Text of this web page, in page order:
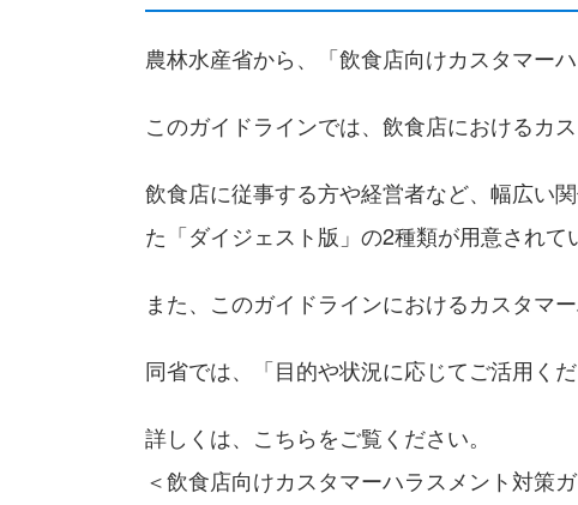
農林水産省から、「飲食店向けカスタマー
このガイドラインでは、飲食店におけるカ
飲食店に従事する方や経営者など、幅広い
た「ダイジェスト版」の2種類が用意されて
また、このガイドラインにおけるカスタマ
同省では、「目的や状況に応じてご活用く
詳しくは、こちらをご覧ください。
＜飲食店向けカスタマーハラスメント対策